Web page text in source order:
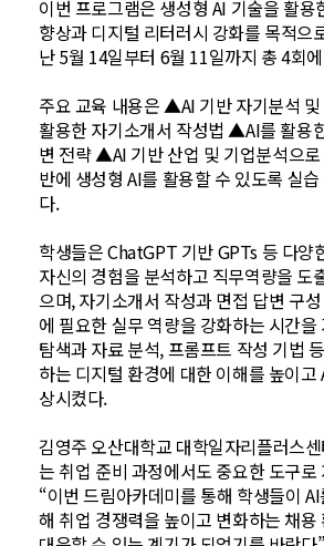
이번 프로그램은 생성형 AI 기술을 활용
향상과 디지털 리터러시 강화를 목적으
난 5월 14일부터 6월 11일까지 총 4회
주요 교육 내용은 ▲AI 기반 자기분석
활용한 자기소개서 작성법 ▲AI를 활용
변 전략 ▲AI 기반 산업 및 기업분석으
반에 생성형 AI를 활용할 수 있도록 실
다.
학생들은 ChatGPT 기반 GPTs 등 다양
자신의 경험을 분석하고 직무역량을 도
으며, 자기소개서 작성과 면접 답변 구
에 필요한 실무 역량을 강화하는 시간을
탐색과 자료 분석, 프롬프트 작성 기법
하는 디지털 환경에 대한 이해를 높이고
상시켰다.
김영주 오산대학교 대학일자리플러스
는 취업 준비 과정에서도 중요한 도구로
“이번 드림아카데미를 통해 학생들이
해 취업 경쟁력을 높이고 변화하는 채